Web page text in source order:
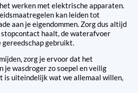
werken met elektrische apparaten.
kan leiden tot
aan je eigendommen. Zorg dus altijd
haalt, de waterafvoer
gebruikt.
zorg je ervoor dat het
je wasdroger zo soepel en veilig
is uiteindelijk wat we allemaal willen,